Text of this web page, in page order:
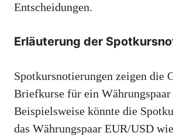
Entscheidungen.
Erläuterung der
Spotkursnotierungen zeigen die
Briefkurse für ein Währungspaar
Beispielsweise könnte die
das Währungspaar EUR/USD